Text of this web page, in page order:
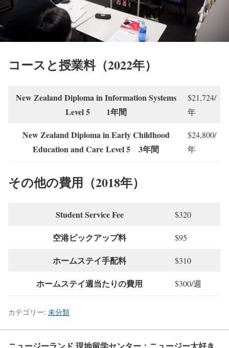
コースと授業料（2022年）
New Zealand Diploma in Information Systems
Level 5 1年間
$21,724/
年
New Zealand Diploma in Early Childhood
Education and Care Level 5 3年間
$24,800/
年
その他の費用（2018年）
Student Service Fee $320
空港ピックアップ料 $95
ホームステイ手配料 $310
ホームステイ週当たりの費用 $300/週
カテゴリー: 未分類